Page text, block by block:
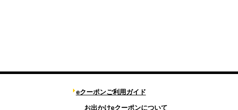
eクーポンご利用ガイド
お出かけeクーポンについて